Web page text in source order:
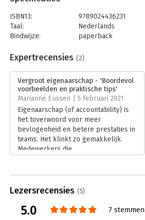
ISBN13:
9789024436231
Taal:
Nederlands
Bindwijze:
paperback
Uitgever:
Boom
Verschijningsdatum:
Hoofdrubriek: Leiderschap
Expertrecensies (2)
Vergroot eigenaarschap - 'Boordevol
voorbeelden en praktische tips'
Marianne Eussen | 5 februari 2021
Eigenaarschap (of accountability) is
het toverwoord voor meer
bevlogenheid en betere prestaties in
teams. Het klinkt zo gemakkelijk.
Medewerkers die
neus lang is.
Lezersrecensies (5)
5.0 7 stemmen